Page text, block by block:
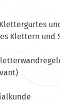
Klettern und